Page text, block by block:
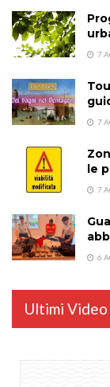
7
7
le
7
6
Ultimi Video